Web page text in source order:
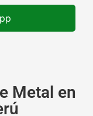
Metal en